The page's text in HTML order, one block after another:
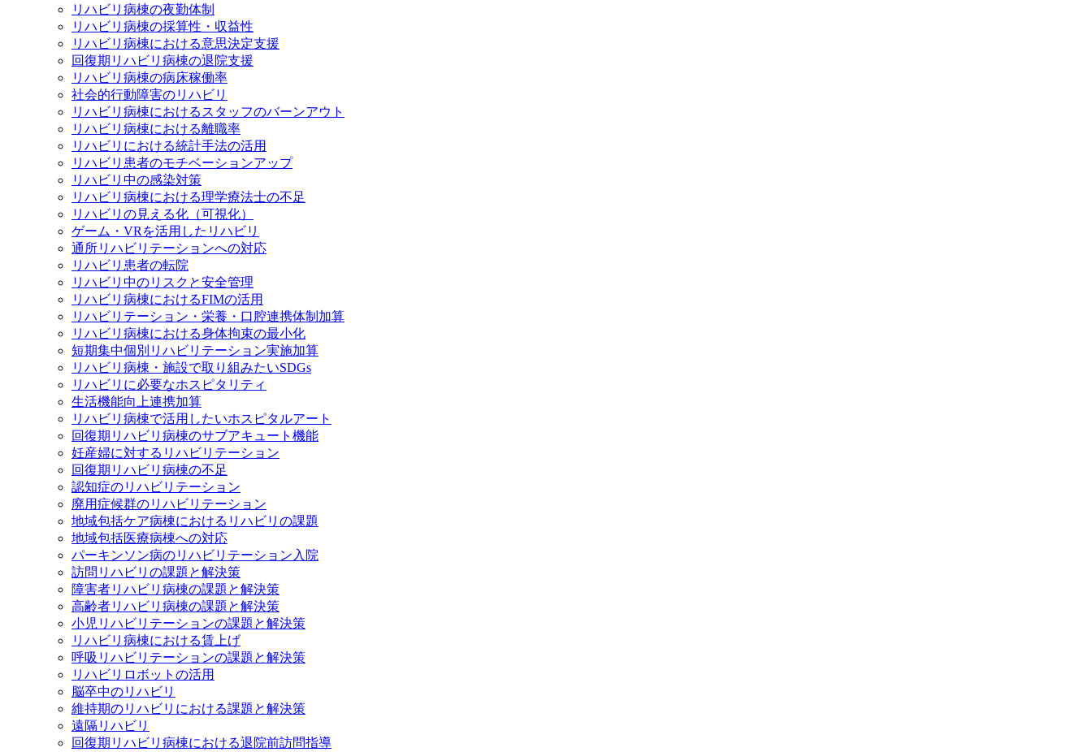
リハビリ病棟の夜勤体制
リハビリ病棟の採算性・収益性
リハビリ病棟における意思決定支援
回復期リハビリ病棟の退院支援
リハビリ病棟の病床稼働率
社会的行動障害のリハビリ
リハビリ病棟におけるスタッフのバーンアウト
リハビリ病棟における離職率
リハビリにおける統計手法の活用
リハビリ患者のモチベーションアップ
リハビリ中の感染対策
リハビリ病棟における理学療法士の不足
リハビリの見える化（可視化）
ゲーム・VRを活用したリハビリ
通所リハビリテーションへの対応
リハビリ患者の転院
リハビリ中のリスクと安全管理
リハビリ病棟におけるFIMの活用
リハビリテーション・栄養・口腔連携体制加算
リハビリ病棟における身体拘束の最小化
短期集中個別リハビリテーション実施加算
リハビリ病棟・施設で取り組みたいSDGs
リハビリに必要なホスピタリティ
生活機能向上連携加算
リハビリ病棟で活用したいホスピタルアート
回復期リハビリ病棟のサブアキュート機能
妊産婦に対するリハビリテーション
回復期リハビリ病棟の不足
認知症のリハビリテーション
廃用症候群のリハビリテーション
地域包括ケア病棟におけるリハビリの課題
地域包括医療病棟への対応
パーキンソン病のリハビリテーション入院
訪問リハビリの課題と解決策
障害者リハビリ病棟の課題と解決策
高齢者リハビリ病棟の課題と解決策
小児リハビリテーションの課題と解決策
リハビリ病棟における賃上げ
呼吸リハビリテーションの課題と解決策
リハビリロボットの活用
脳卒中のリハビリ
維持期のリハビリにおける課題と解決策
遠隔リハビリ
回復期リハビリ病棟における退院前訪問指導